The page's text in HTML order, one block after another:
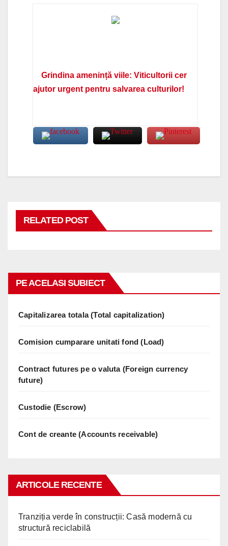
Grindina amenință viile: Viticultorii cer
ajutor urgent pentru salvarea culturilor!
RELATED POST
PE ACELASI SUBIECT
Capitalizarea totala (Total capitalization)
Comision cumparare unitati fond (Load)
Contract futures pe o valuta (Foreign currency
future)
Custodie (Escrow)
Cont de creante (Accounts receivable)
ARTICOLE RECENTE
Tranziția verde în construcții: Casă modernă cu
structură reciclabilă